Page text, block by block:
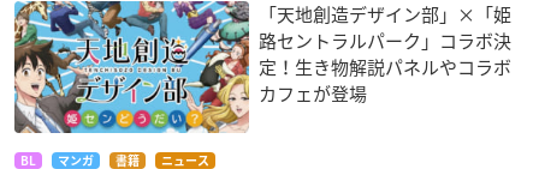
特典映像
・2020年12月13日(日)開催・先行上映イベントダイジェスト映
像
（出演：榎木淳弥／原 由実／井上和彦／梅原裕一郎／諏訪部順
一／岸尾だいすけ／大空直美／竹内良太／泊 明日菜）
「天地創造デザイン部」×「姫
路セントラルパーク」コラボ決
定！生き物解説パネルやコラボ
カフェが登場
BL マンガ 書籍 ニュース